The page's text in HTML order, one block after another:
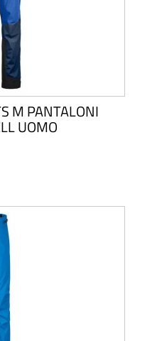
M PANTALONI
UOMO